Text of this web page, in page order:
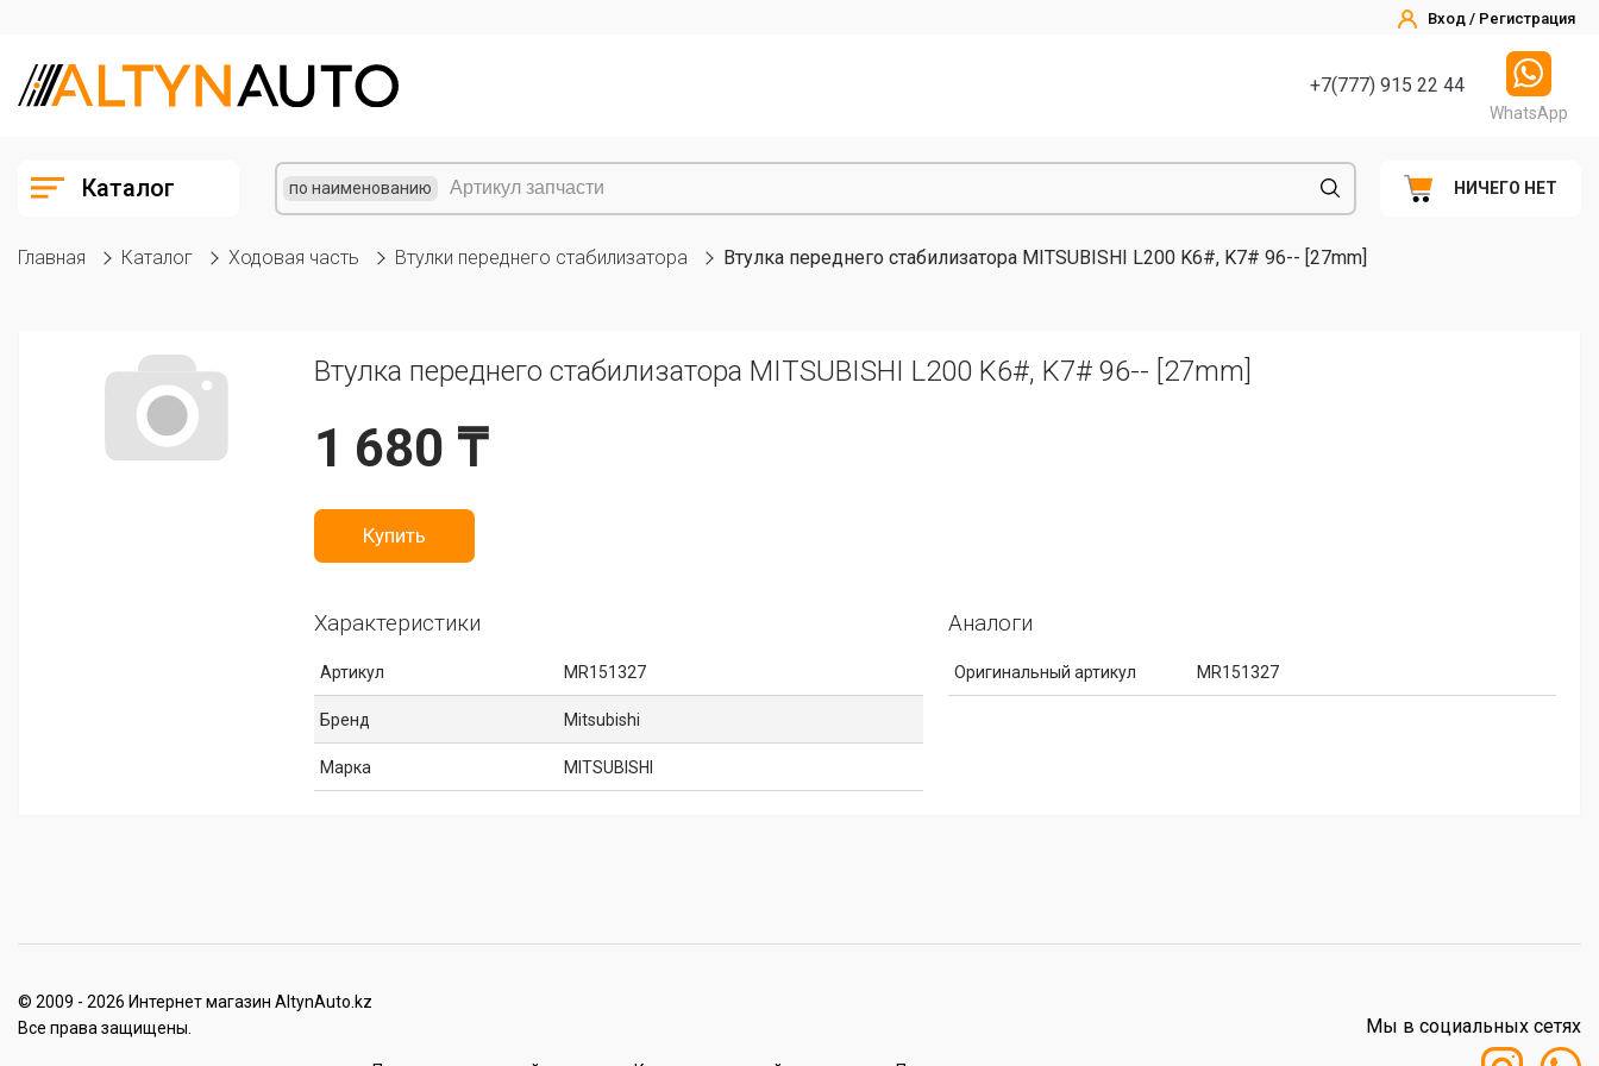
Вход / Регистрация
+7(777) 915 22 44
WhatsApp
Каталог по наименованию НИЧЕГО НЕТ
Главная Каталог Ходовая часть Втулки переднего стабилизатора Втулка переднего стабилизатора MITSUBISHI L200 K6#, K7# 96-- [27mm]
Втулка переднего стабилизатора MITSUBISHI L200 K6#, K7# 96-- [27mm]
1 680 ₸
Купить
Характеристики
Артикул MR151327
Бренд Mitsubishi
Марка MITSUBISHI
Аналоги
Оригинальный артикул MR151327
© 2009 - 2026 Интернет магазин AltynAuto.kz
Все права защищены.
Мы в социальных сетях